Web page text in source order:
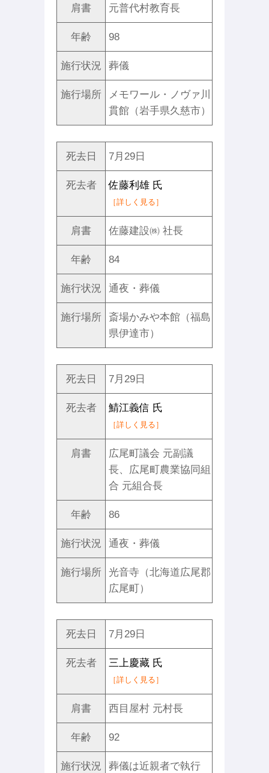
肩書 元普代村教育長
年齢 98
施行状況 葬儀
施行場所
メモワール・ノヴァ川
貫館（岩手県久慈市）
死去日 7月29日
死去者 佐藤利雄 氏
［詳しく見る］
肩書 佐藤建設㈱ 社長
年齢 84
施行状況 通夜・葬儀
施行場所
斎場かみや本館（福島
県伊達市）
死去日 7月29日
死去者 鯖江義信 氏
［詳しく見る］
肩書
広尾町議会 元副議
長、広尾町農業協同組
合 元組合長
年齢 86
施行状況 通夜・葬儀
施行場所
光音寺（北海道広尾郡
広尾町）
死去日 7月29日
死去者 三上慶藏 氏
［詳しく見る］
肩書 西目屋村 元村長
年齢 92
施行状況 葬儀は近親者で執行